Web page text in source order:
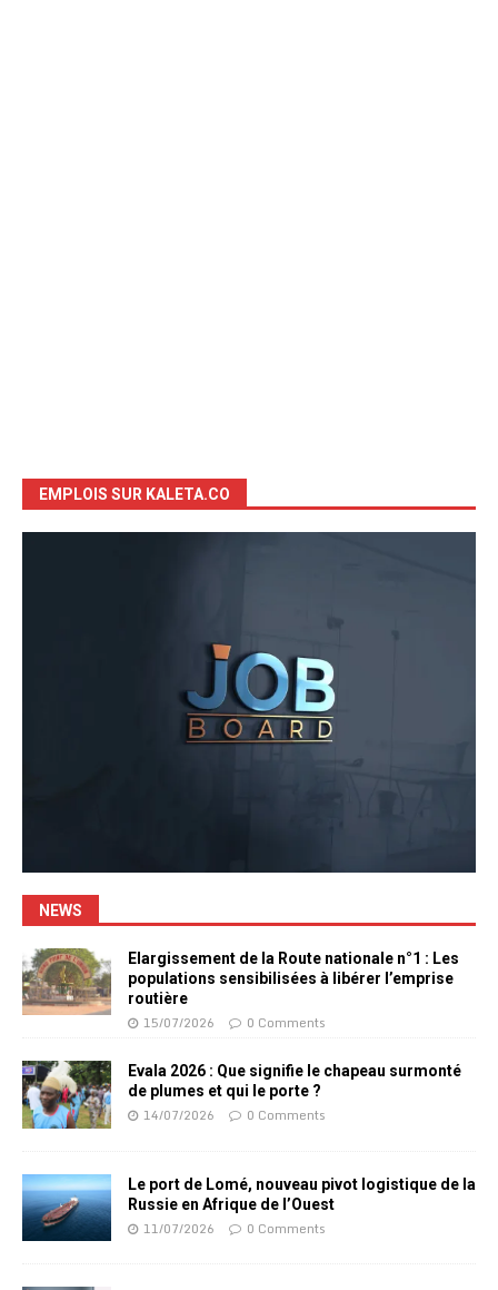
EMPLOIS SUR KALETA.CO
NEWS
Elargissement de la Route nationale n°1 : Les
populations sensibilisées à libérer l’emprise
routière
15/07/2026 0 Comments
Evala 2026 : Que signifie le chapeau surmonté
de plumes et qui le porte ?
14/07/2026 0 Comments
Le port de Lomé, nouveau pivot logistique de la
Russie en Afrique de l’Ouest
11/07/2026 0 Comments